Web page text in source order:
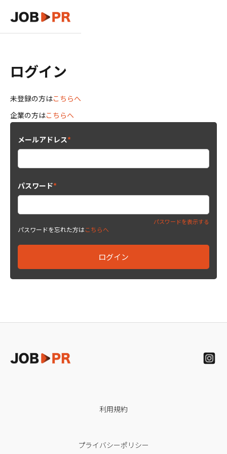
ログイン
未登録の方はこちらへ
企業の方はこちらへ
メールアドレス*
パスワード*
パスワードを表示する
パスワードを忘れた方はこちらへ
利用規約
プライバシーポリシー